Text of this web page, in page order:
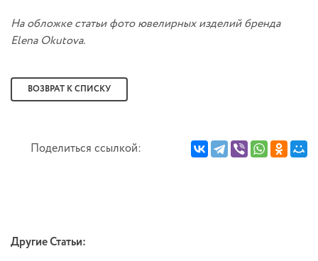
На обложке статьи фото ювелирных изделий бренда
Elena Okutova.
ВОЗВРАТ К СПИСКУ
Поделиться ссылкой:
Другие Статьи: